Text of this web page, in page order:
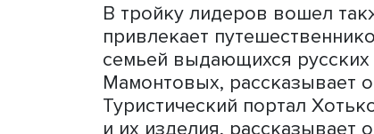
Фото: iStock